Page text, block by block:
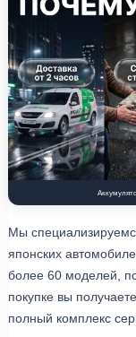
Мы
японских
более 60 моделей,
покупке вы
полный комплекс